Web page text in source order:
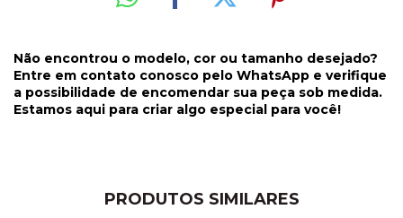
Não encontrou o modelo, cor ou tamanho desejado?
Entre em contato conosco pelo WhatsApp e verifique
a possibilidade de encomendar sua peça sob medida.
Estamos aqui para criar algo especial para você!
PRODUTOS SIMILARES